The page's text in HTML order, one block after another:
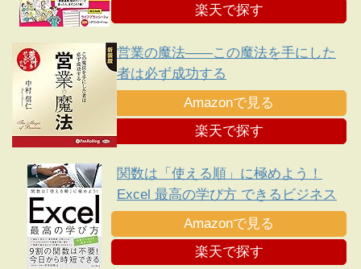
楽天で探す
営業の魔法――この魔法を手にした
者は必ず成功する
Amazonで見る
楽天で探す
関数は「使える順」に極めよう！
Excel 最高の学び方 できるビジネス
シリーズ
Amazonで見る
楽天で探す